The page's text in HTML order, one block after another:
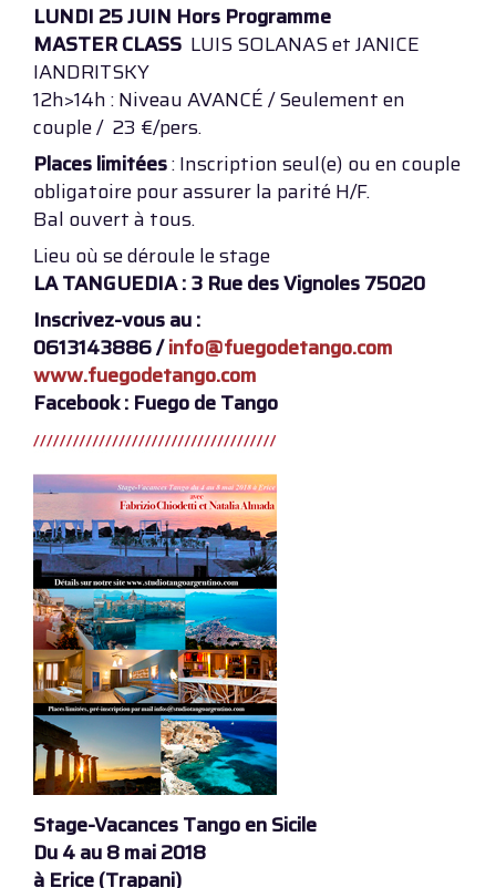
LUNDI 25 JUIN Hors Programme
MASTER CLASS LUIS SOLANAS et JANICE
IANDRITSKY
12h>14h : Niveau AVANCÉ / Seulement en
couple / 23 €/pers.
Places limitées: Inscription seul(e) ou en couple
obligatoire pour assurer la parité H/F.
Bal ouvert à tous.
Lieu où se déroule le stage
LA TANGUEDIA : 3 Rue des Vignoles 75020
Inscrivez-vous au :
0613143886 /info@fuegodetango.com
www.fuegodetango.com
Facebook : Fuego de Tango
Stage-Vacances Tango en Sicile
Du 4 au 8 mai 2018
à Erice (Trapani)